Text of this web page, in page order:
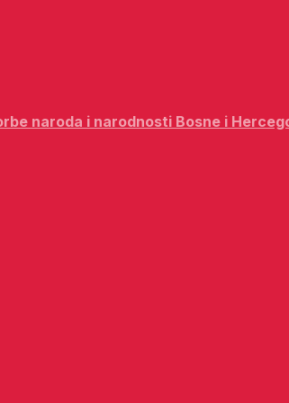
naroda i narodnosti Bosne i